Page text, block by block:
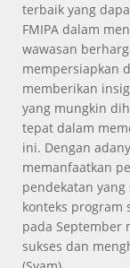
terbaik yang
FMIPA dalam
wawasan
mempersiapkan
memberikan
yang mungkin
tepat dalam
ini. Dengan
memanfaatkan
pendekatan
konteks program
pada September
sukses dan